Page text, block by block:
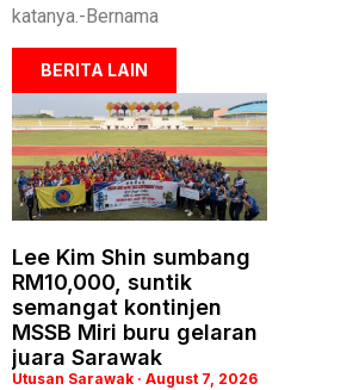
katanya.-Bernama
BERITA LAIN
Lee Kim Shin sumbang
RM10,000, suntik
semangat kontinjen
MSSB Miri buru gelaran
juara Sarawak
Utusan Sarawak August 7, 2026